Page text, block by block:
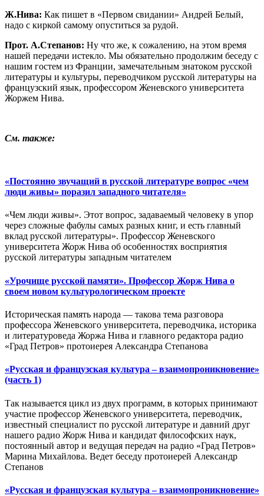
Ж.Нива: Как пишет в «Первом свидании» Андрей Белый,
надо с киркой самому опуститься за рудой.
Прот. А.Степанов: Ну что же, к сожалению, на этом время
нашей передачи истекло. Мы обязательно продолжим беседу с
нашим гостем из Франции, замечательным знатоком русской
литературы и культуры, переводчиком русской литературы на
французский язык, профессором Женевского университета
Жоржем Нива.
См. также:
«Постоянно звучащий в русской литературе вопрос «чем
люди живы» поразил западного читателя»
«Чем люди живы». Этот вопрос, задаваемый человеку в упор
через сложные фабулы самых разных книг, и есть главный
вклад русской литературы». Профессор Женевского
университета Жорж Нива об особенностях восприятия
русской литературы западным читателем
«Урочище русской памяти». Профессор Жорж Нива о
своем новом культурологическом проекте
Историческая память народа — такова тема разговора
профессора Женевского университета, переводчика, историка
и литературоведа Жоржа Нива и главного редактора радио
«Град Петров» протоиерея Александра Степанова
«Русская и французская культура – взаимопроникновение»
(часть 1)
Так называется цикл из двух программ, в которых принимают
участие профессор Женевского университета, переводчик,
известный специалист по русской литературе и давний друг
нашего радио Жорж Нива и кандидат философских наук,
постоянный автор и ведущая передач на радио «Град Петров»
Марина Михайлова. Ведет беседу протоиерей Александр
Степанов
«Русская и французская культура – взаимопроникновение»